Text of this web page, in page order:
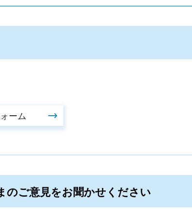
のご意見をお聞かせください